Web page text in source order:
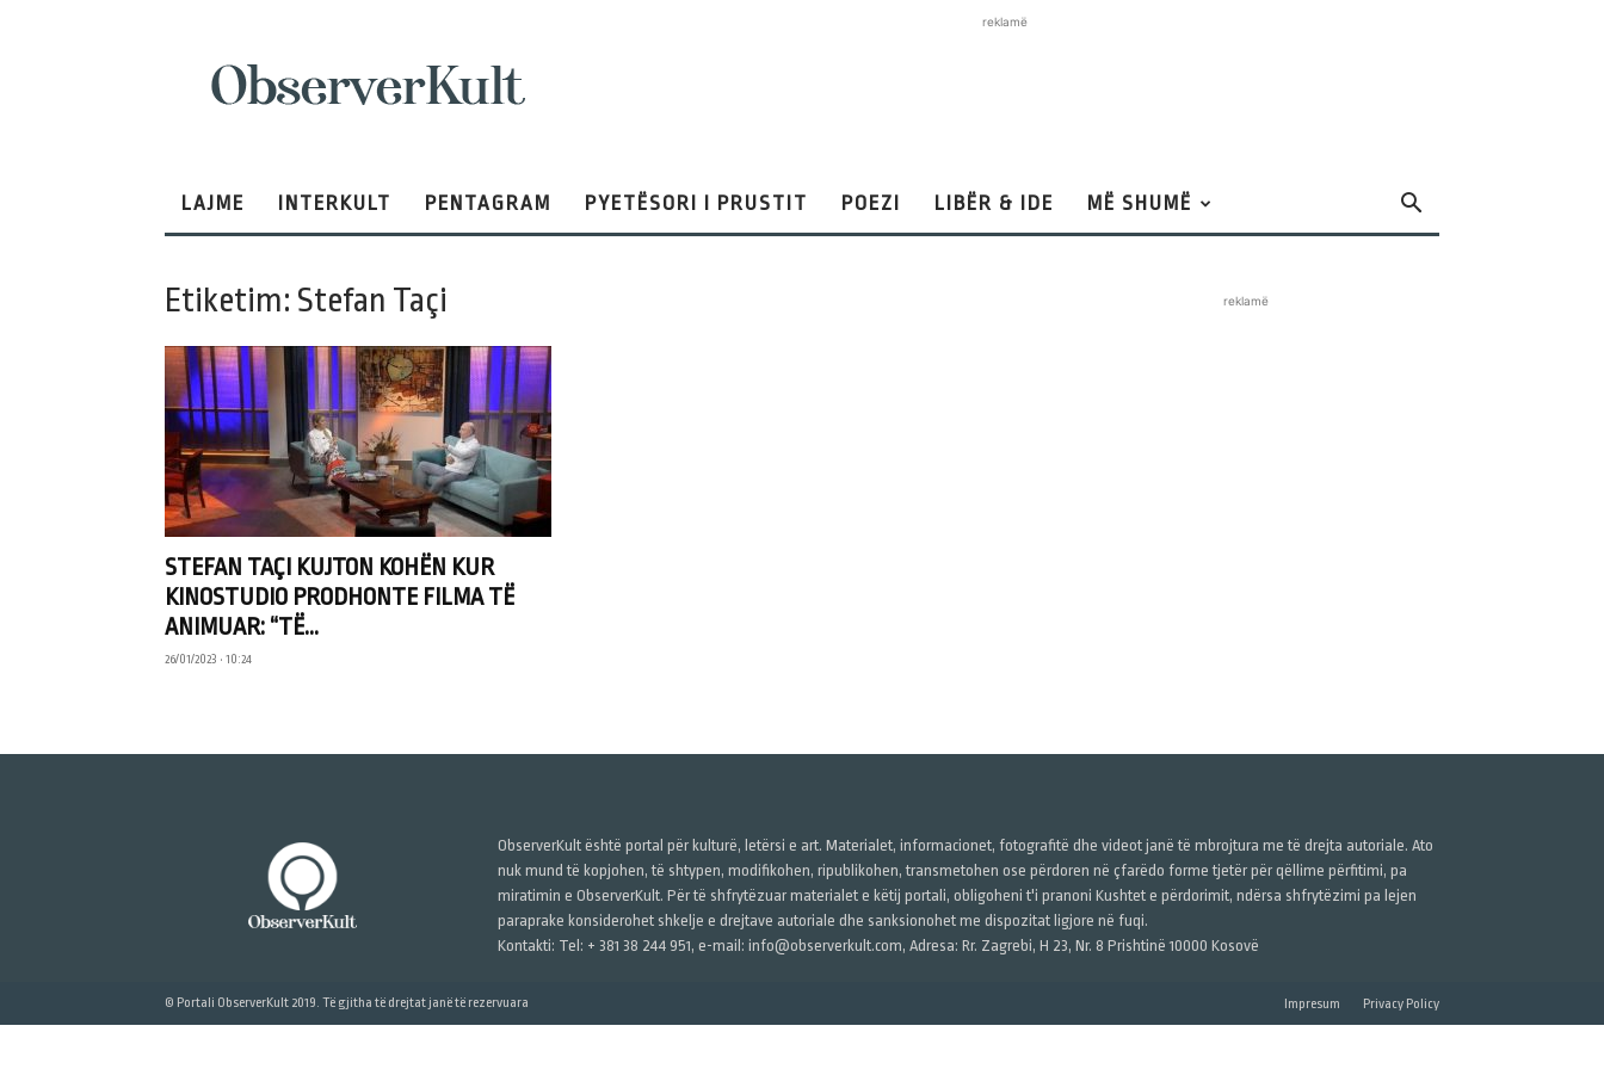
reklamë
LAJME INTERKULT PENTAGRAM PYETËSORI I PRUSTIT POEZI LIBËR & IDE MË SHUMË
Etiketim: Stefan Taçi
STEFAN TAÇI KUJTON KOHËN KUR
KINOSTUDIO PRODHONTE FILMA TË
ANIMUAR: “TË...
26/01/2023 • 10:24
reklamë
ObserverKult është portal për kulturë, letërsi e art. Materialet, informacionet, fotografitë dhe videot janë të mbrojtura me të drejta autoriale. Ato
nuk mund të kopjohen, të shtypen, modifikohen, ripublikohen, transmetohen ose përdoren në çfarëdo forme tjetër për qëllime përfitimi, pa
miratimin e ObserverKult. Për të shfrytëzuar materialet e këtij portali, obligoheni t'i pranoni Kushtet e përdorimit, ndërsa shfrytëzimi pa lejen
paraprake konsiderohet shkelje e drejtave autoriale dhe sanksionohet me dispozitat ligjore në fuqi.
Kontakti: Tel: + 381 38 244 951, e-mail: info@observerkult.com, Adresa: Rr. Zagrebi, H 23, Nr. 8 Prishtinë 10000 Kosovë
Impresum Privacy Policy
© Portali ObserverKult 2019. Të gjitha të drejtat janë të rezervuara